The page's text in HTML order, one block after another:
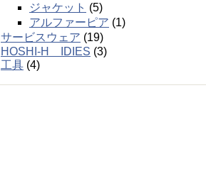
ジャケット (5)
アルファーピア (1)
サービスウェア (19)
HOSHI-H IDIES (3)
工具 (4)